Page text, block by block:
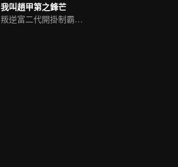
我叫趙甲第之鋒芒
叛逆富二代開掛制霸商海